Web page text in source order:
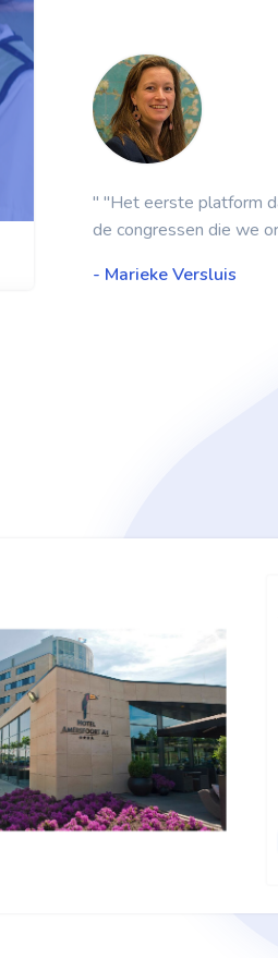
"
" "Het eerste platform
de congressen die we
- Marieke Versluis